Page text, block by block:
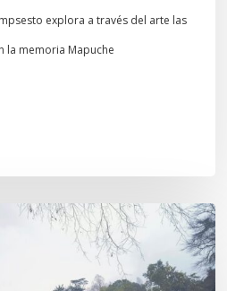
explora a través del arte las
la memoria Mapuche